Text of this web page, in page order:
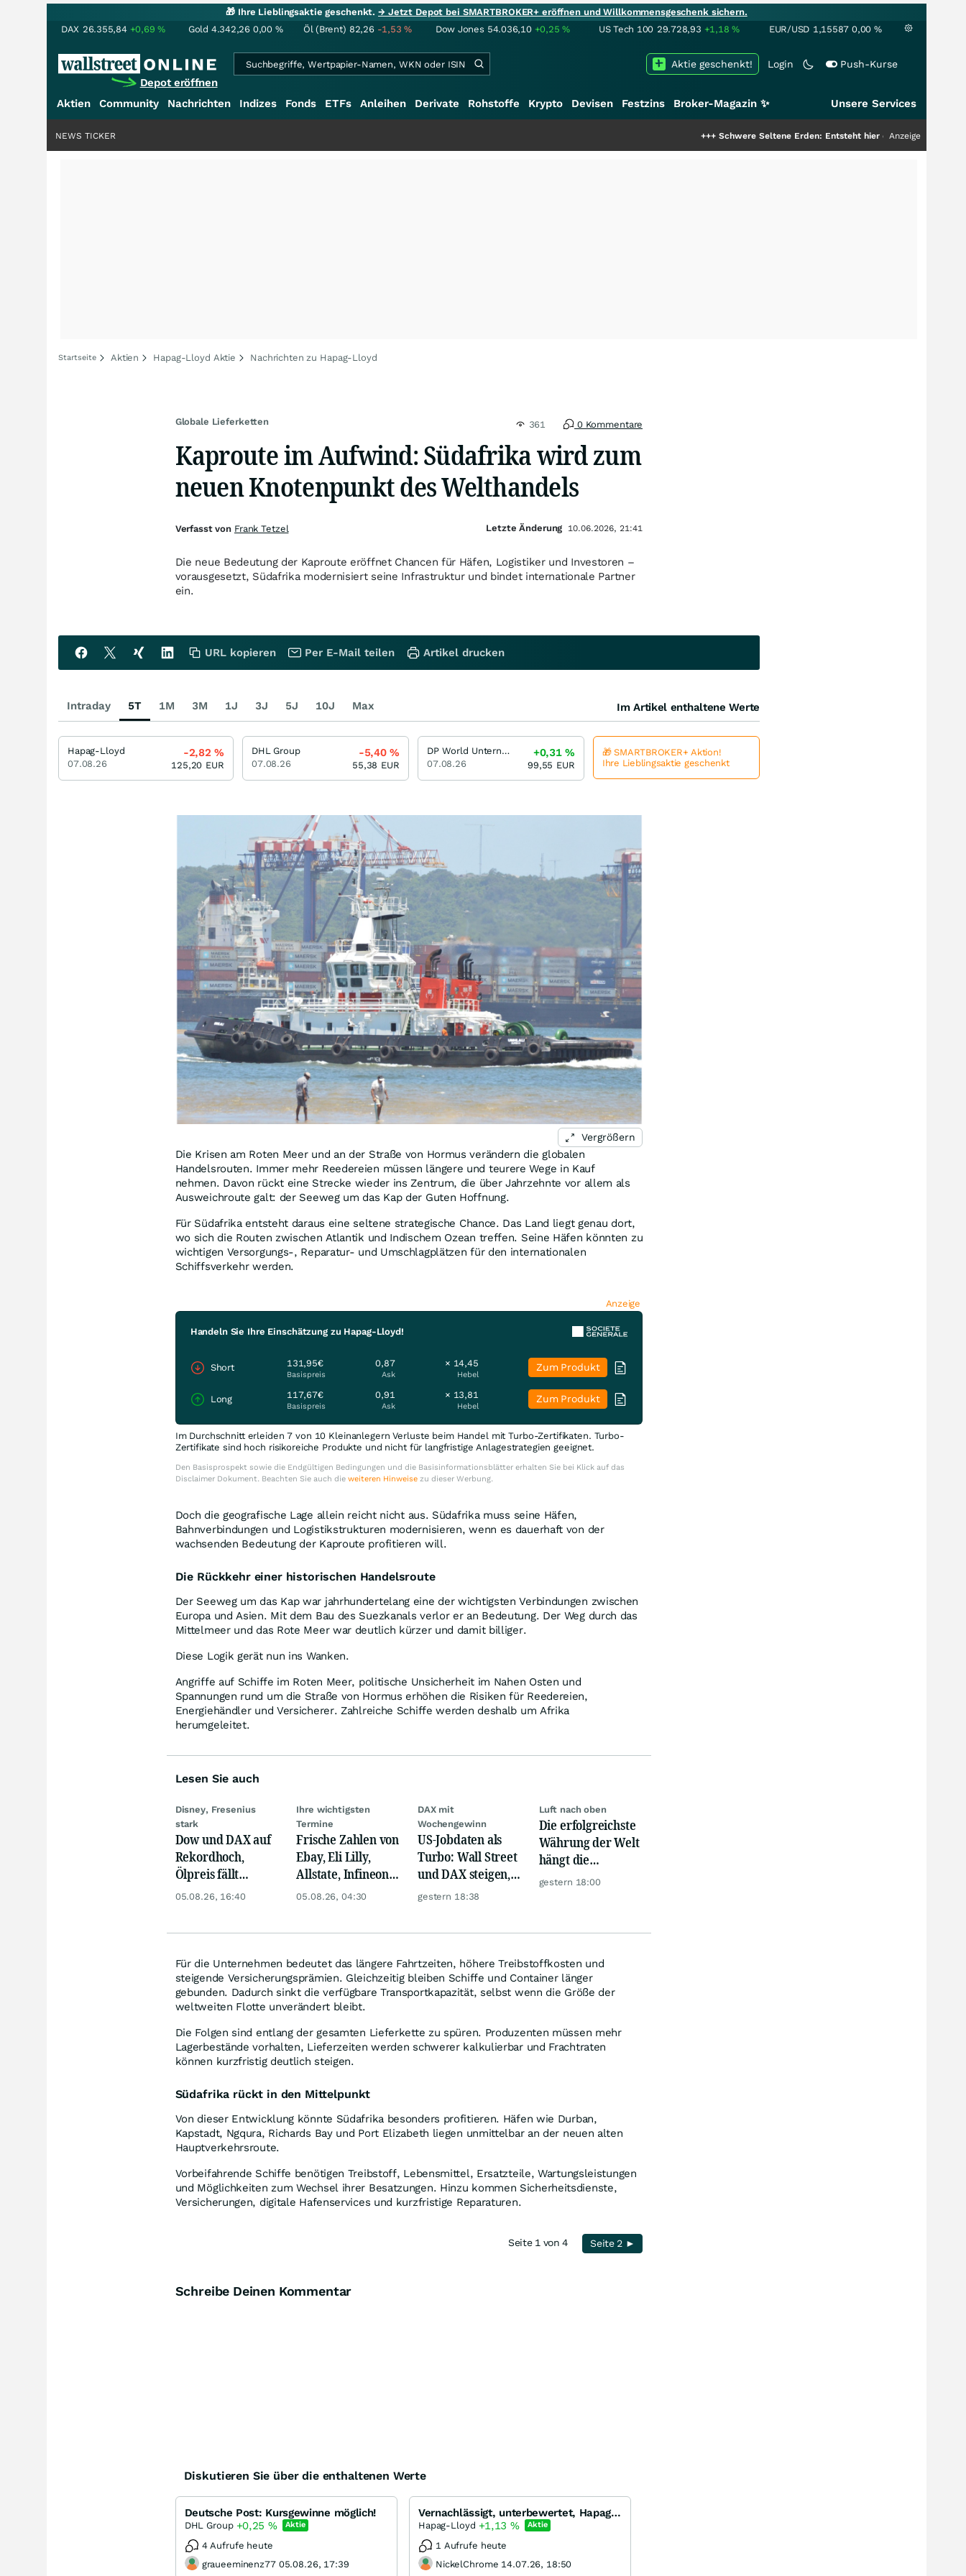
🎁 Ihre Lieblingsaktie geschenkt.→ Jetzt Depot bei SMARTBROKER+ eröffnen und Willkommensgeschenk sichern.
DAX 26.355,84 +0,69% Gold 4.342,26 0,00 % Öl (Brent) 82,26 -1,53% Dow Jones 54.036,10 +0,25% US Tech 100 29.728,93 +1,18% EUR/USD 1,15587 0,00 %
Depot eröffnen
Login Push-Kurse
Aktie geschenkt!
Aktien Community Nachrichten Indizes Fonds ETFs Anleihen Derivate Rohstoffe Krypto Devisen Festzins Broker-Magazin ✨ Unsere Services
Schwere Seltene Erden: Entsteht hier die nächste Milliardenstory?
Anzeige
NEWS TICKER
Startseite Aktien Hapag-Lloyd Aktie Nachrichten zu Hapag-Lloyd
Globale Lieferketten 361 0 Kommentare
Kaproute im Aufwind: Südafrika wird zum
neuen Knotenpunkt des Welthandels
Die neue Bedeutung der Kaproute eröffnet Chancen für Häfen, Logistiker und Investoren –
vorausgesetzt, Südafrika modernisiert seine Infrastruktur und bindet internationale Partner
ein.
Vergrößern
Die Krisen am Roten Meer und an der Straße von Hormus verändern die globalen
Handelsrouten. Immer mehr Reedereien müssen längere und teurere Wege in Kauf
nehmen. Davon rückt eine Strecke wieder ins Zentrum, die über Jahrzehnte vor allem als
Ausweichroute galt: der Seeweg um das Kap der Guten Hoffnung.
Für Südafrika entsteht daraus eine seltene strategische Chance. Das Land liegt genau dort,
wo sich die Routen zwischen Atlantik und Indischem Ozean treffen. Seine Häfen könnten zu
wichtigen Versorgungs-, Reparatur- und Umschlagplätzen für den internationalen
Schiffsverkehr werden.
Anzeige
Handeln Sie Ihre Einschätzung zu Hapag-Lloyd!
Short 131,95€
Basispreis
0,87
Ask
× 14,45
Hebel
Zum Produkt
Long 117,67€
Basispreis
0,91
Ask
× 13,81
Hebel
Zum Produkt
Im Durchschnitt erleiden 7 von 10 Kleinanlegern Verluste beim Handel mit Turbo-Zertifikaten. Turbo-
Zertifikate sind hoch risikoreiche Produkte und nicht für langfristige Anlagestrategien geeignet.
Den Basisprospekt sowie die Endgültigen Bedingungen und die Basisinformationsblätter erhalten Sie bei Klick auf das
Disclaimer Dokument. Beachten Sie auch die weiteren Hinweisezu dieser Werbung.
Doch die geografische Lage allein reicht nicht aus. Südafrika muss seine Häfen,
Bahnverbindungen und Logistikstrukturen modernisieren, wenn es dauerhaft von der
wachsenden Bedeutung der Kaproute profitieren will.
Die Rückkehr einer historischen Handelsroute
Der Seeweg um das Kap war jahrhundertelang eine der wichtigsten Verbindungen zwischen
Europa und Asien. Mit dem Bau des Suezkanals verlor er an Bedeutung. Der Weg durch das
Mittelmeer und das Rote Meer war deutlich kürzer und damit billiger.
Diese Logik gerät nun ins Wanken.
Angriffe auf Schiffe im Roten Meer, politische Unsicherheit im Nahen Osten und
Spannungen rund um die Straße von Hormus erhöhen die Risiken für Reedereien,
Energiehändler und Versicherer. Zahlreiche Schiffe werden deshalb um Afrika
herumgeleitet.
Lesen Sie auch
Disney, Fresenius
stark
Dow und DAX auf
Rekordhoch,
Ölpreis fällt
weiter, Gold legt
05.08.26, 16:40
Ihre wichtigsten
Termine
Frische Zahlen von
Ebay, Eli Lilly,
Allstate, Infineon,
Novo Nordisk,
05.08.26, 04:30
DAX mit
Wochengewinn
US-Jobdaten als
Turbo: Wall Street
und DAX steigen,
Gold glänzt
gestern 18:38
Luft nach oben
Die erfolgreichste
Währung der Welt
hängt die
Konkurrenz ab
gestern 18:00
Für die Unternehmen bedeutet das längere Fahrtzeiten, höhere Treibstoffkosten und
steigende Versicherungsprämien. Gleichzeitig bleiben Schiffe und Container länger
gebunden. Dadurch sinkt die verfügbare Transportkapazität, selbst wenn die Größe der
weltweiten Flotte unverändert bleibt.
Die Folgen sind entlang der gesamten Lieferkette zu spüren. Produzenten müssen mehr
Lagerbestände vorhalten, Lieferzeiten werden schwerer kalkulierbar und Frachtraten
können kurzfristig deutlich steigen.
Südafrika rückt in den Mittelpunkt
Von dieser Entwicklung könnte Südafrika besonders profitieren. Häfen wie Durban,
Kapstadt, Ngqura, Richards Bay und Port Elizabeth liegen unmittelbar an der neuen alten
Hauptverkehrsroute.
Vorbeifahrende Schiffe benötigen Treibstoff, Lebensmittel, Ersatzteile, Wartungsleistungen
und Möglichkeiten zum Wechsel ihrer Besatzungen. Hinzu kommen Sicherheitsdienste,
Versicherungen, digitale Hafenservices und kurzfristige Reparaturen.
Seite 1 von 4 Seite 2 ►
Schreibe Deinen Kommentar
Diskutieren Sie über die enthaltenen Werte
Deutsche Post: Kursgewinne möglich!
DHL Group +0,25 % Aktie
4 Aufrufe heute
graueeminenz77 05.08.26, 17:39
Vernachlässigt, unterbewertet, Hapag-Llyod, geringer Freefloat mit gutem Kurspotential?
Hapag-Lloyd +1,13 % Aktie
1 Aufrufe heute
NickelChrome 14.07.26, 18:50
Verfasst von Frank Tetzel Letzte Änderung 10.06.2026, 21:41
URL kopieren Per E-Mail teilen Artikel drucken
Intraday 5T 1M 3M 1J 3J 5J 10J Max Im Artikel enthaltene Werte
Hapag-Lloyd
07.08.26
-2,82%
125,20 EUR
DHL Group
07.08.26
-5,40%
55,38 EUR
DP World Unternehmensanleihe 2,375 % bis 09/26
07.08.26
+0,31%
99,55 EUR
🎁 SMARTBROKER+ Aktion!
Ihre Lieblingsaktie geschenkt